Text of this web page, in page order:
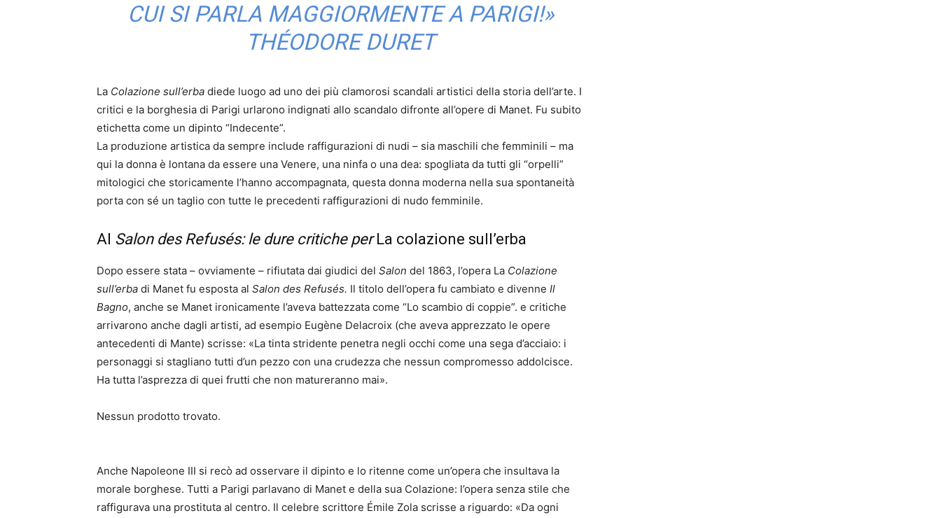
CUI SI PARLA MAGGIORMENTE A PARIGI!»
THÉODORE DURET
La Colazione sull’erba diede luogo ad uno dei più clamorosi scandali artistici della storia dell’arte. I
critici e la borghesia di Parigi urlarono indignati allo scandalo difronte all’opere di Manet. Fu subito
etichetta come un dipinto “Indecente”.
La produzione artistica da sempre include raffigurazioni di nudi – sia maschili che femminili – ma
qui la donna è lontana da essere una Venere, una ninfa o una dea: spogliata da tutti gli “orpelli”
mitologici che storicamente l’hanno accompagnata, questa donna moderna nella sua spontaneità
porta con sé un taglio con tutte le precedenti raffigurazioni di nudo femminile.
Al Salon des Refusés: le dure critiche perLa colazione sull’erba
Dopo essere stata – ovviamente – rifiutata dai giudici del Salon del 1863, l’opera La Colazione
sull’erba di Manet fu esposta al Salon des Refusés. Il titolo dell’opera fu cambiato e divenne Il
Bagno, anche se Manet ironicamente l’aveva battezzata come “Lo scambio di coppie”. e critiche
arrivarono anche dagli artisti, ad esempio Eugène Delacroix (che aveva apprezzato le opere
antecedenti di Mante) scrisse: «La tinta stridente penetra negli occhi come una sega d’acciaio: i
personaggi si stagliano tutti d’un pezzo con una crudezza che nessun compromesso addolcisce.
Ha tutta l’asprezza di quei frutti che non matureranno mai».
Nessun prodotto trovato.
Anche Napoleone III si recò ad osservare il dipinto e lo ritenne come un’opera che insultava la
morale borghese. Tutti a Parigi parlavano di Manet e della sua Colazione: l’opera senza stile che
raffigurava una prostituta al centro. Il celebre scrittore Émile Zola scrisse a riguardo: «Da ogni